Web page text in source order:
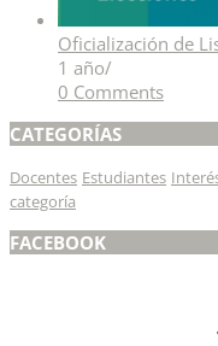
Oficialización de
1 año/
0 Comments
CATEGORÍAS
Docentes Estudiantes
categoría
FACEBOOK